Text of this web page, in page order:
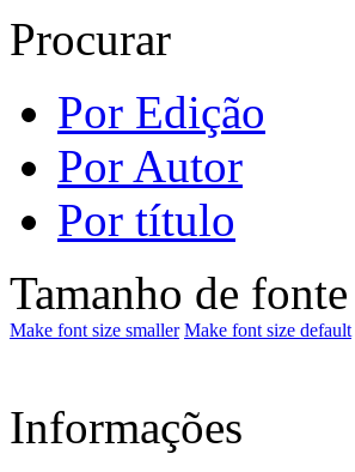
Procurar
Por Edição
Por Autor
Por título
Tamanho de fonte
Make font size smaller Make font size default
Informações